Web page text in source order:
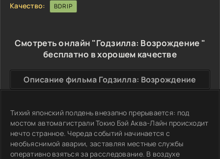
Качество:
BDRIP
Смотреть онлайн "Годзилла: Возрождение "
бесплатно в хорошем качестве
Описание фильма Годзилла: Возрождение
Тихий японский полдень внезапно прерывается: под
мостом автомагистрали Токио Бэй Аква-Лайн происходит
нечто странное. Череда событий начинается с
необъяснимой аварии, заставляя местные службы
оперативно взяться за расследование. В воздухе